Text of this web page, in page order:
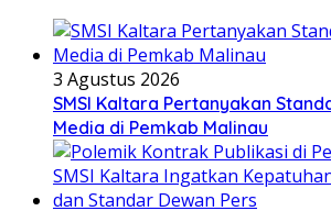
3 Agustus 2026
SMSI Kaltara Pertanyakan
Media di Pemkab Malinau